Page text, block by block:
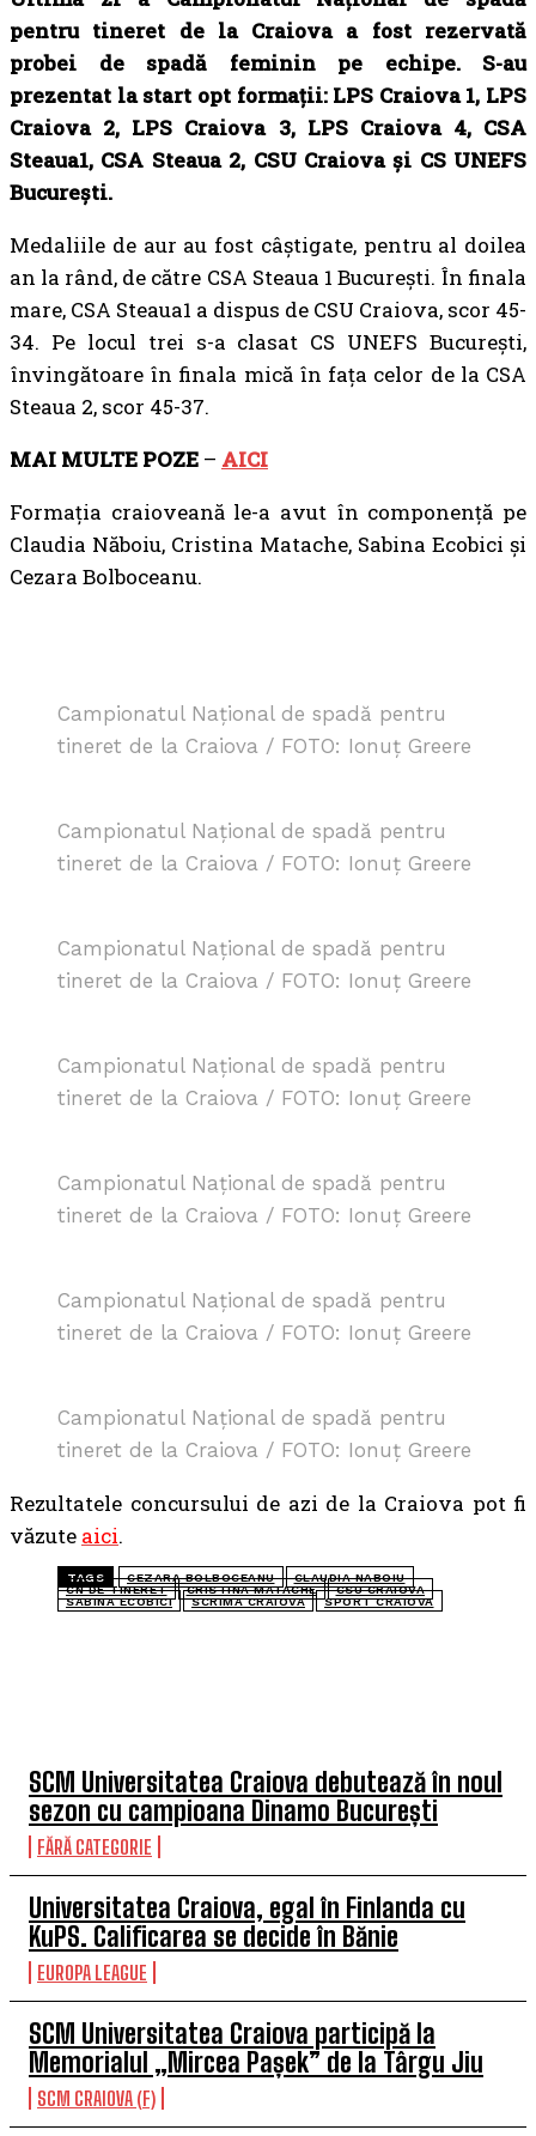
SCM Universitatea Craiova debutează în noul
sezon cu campioana Dinamo București
FĂRĂ CATEGORIE
Universitatea Craiova, egal în Finlanda cu
KuPS. Calificarea se decide în Bănie
EUROPA LEAGUE
SCM Universitatea Craiova participă la
Memorialul „Mircea Pașek” de la Târgu Jiu
SCM CRAIOVA (F)
pentru tineret de la Craiova a fost rezervată
probei de spadă feminin pe echipe. S-au
prezentat la start opt formații: LPS Craiova 1, LPS
Craiova 2, LPS Craiova 3, LPS Craiova 4, CSA
Steaua1, CSA Steaua 2, CSU Craiova și CS UNEFS
București.
Medaliile de aur au fost câștigate, pentru al doilea
an la rând, de către CSA Steaua 1 București. În finala
mare, CSA Steaua1 a dispus de CSU Craiova, scor 45-
34. Pe locul trei s-a clasat CS UNEFS București,
învingătoare în finala mică în fața celor de la CSA
Steaua 2, scor 45-37.
MAI MULTE POZE – AICI
Formația craioveană le-a avut în componență pe
Claudia Năboiu, Cristina Matache, Sabina Ecobici și
Cezara Bolboceanu.
Campionatul Național de spadă pentru
tineret de la Craiova / FOTO: Ionuț Greere
Campionatul Național de spadă pentru
tineret de la Craiova / FOTO: Ionuț Greere
Campionatul Național de spadă pentru
tineret de la Craiova / FOTO: Ionuț Greere
Campionatul Național de spadă pentru
tineret de la Craiova / FOTO: Ionuț Greere
Campionatul Național de spadă pentru
tineret de la Craiova / FOTO: Ionuț Greere
Campionatul Național de spadă pentru
tineret de la Craiova / FOTO: Ionuț Greere
Campionatul Național de spadă pentru
tineret de la Craiova / FOTO: Ionuț Greere
Rezultatele concursului de azi de la Craiova pot fi
văzute aici.
TAGS CEZARA BOLBOCEANU
CLAUDIA NABOIU
CN DE TINERET
CRISTINA MATACHE
CSU CRAIOVA
SABINA ECOBICI
SCRIMA CRAIOVA SPORT CRAIOVA